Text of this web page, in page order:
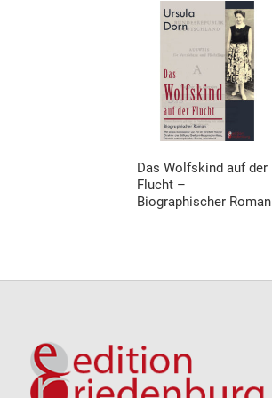
Das Wolfskind auf der
Flucht –
Biographischer Roman